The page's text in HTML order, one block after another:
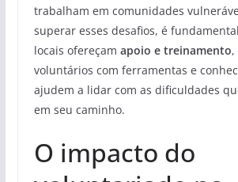
trabalham em comunidades
superar esses desafios, é
locais ofereçam apoio e treinamento,
voluntários com ferramentas e
ajudem a lidar com as dificuldades
em seu caminho.
O impacto do